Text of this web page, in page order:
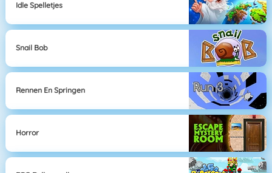
Idle Spelletjes
Snail Bob
Rennen En Springen
Horror